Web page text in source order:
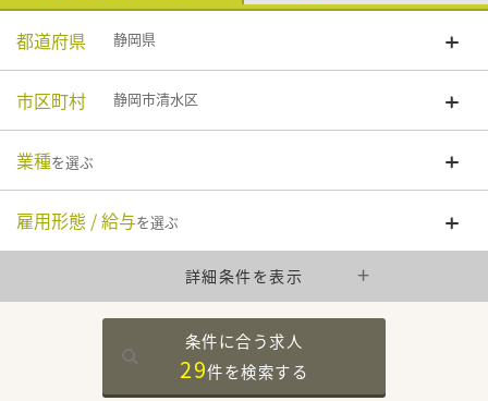
都道府県 静岡県
市区町村 静岡市清水区
業種を選ぶ
雇用形態 / 給与を選ぶ
詳細条件を表示
条件に合う求人
29件を検索する